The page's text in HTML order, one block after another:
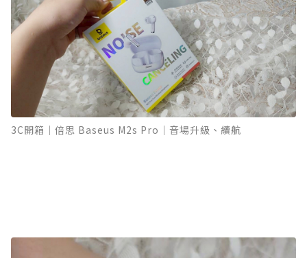
3C開箱｜倍思 Baseus M2s Pro｜音場升級、續航